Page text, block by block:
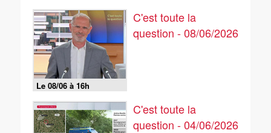
Le 08/06 à 16h
C'est toute la
question - 08/06/2026
C'est toute la
question - 04/06/2026